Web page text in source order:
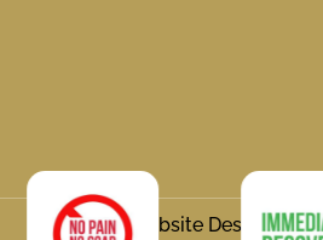
Website Designed